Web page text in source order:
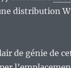
distribution
de génie de